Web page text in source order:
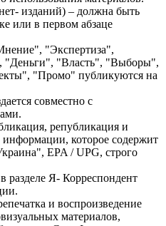
изданий) – должна быть
или в первом абзаце
"Экспертиза",
"Деньги", "Власть", "Выборы",
"Промо" публикуются на
совместно с
републикация и
информации, которое содержит
EPA / UPG, строго
разделе Я- Корреспондент
и воспроизведение
материалов,